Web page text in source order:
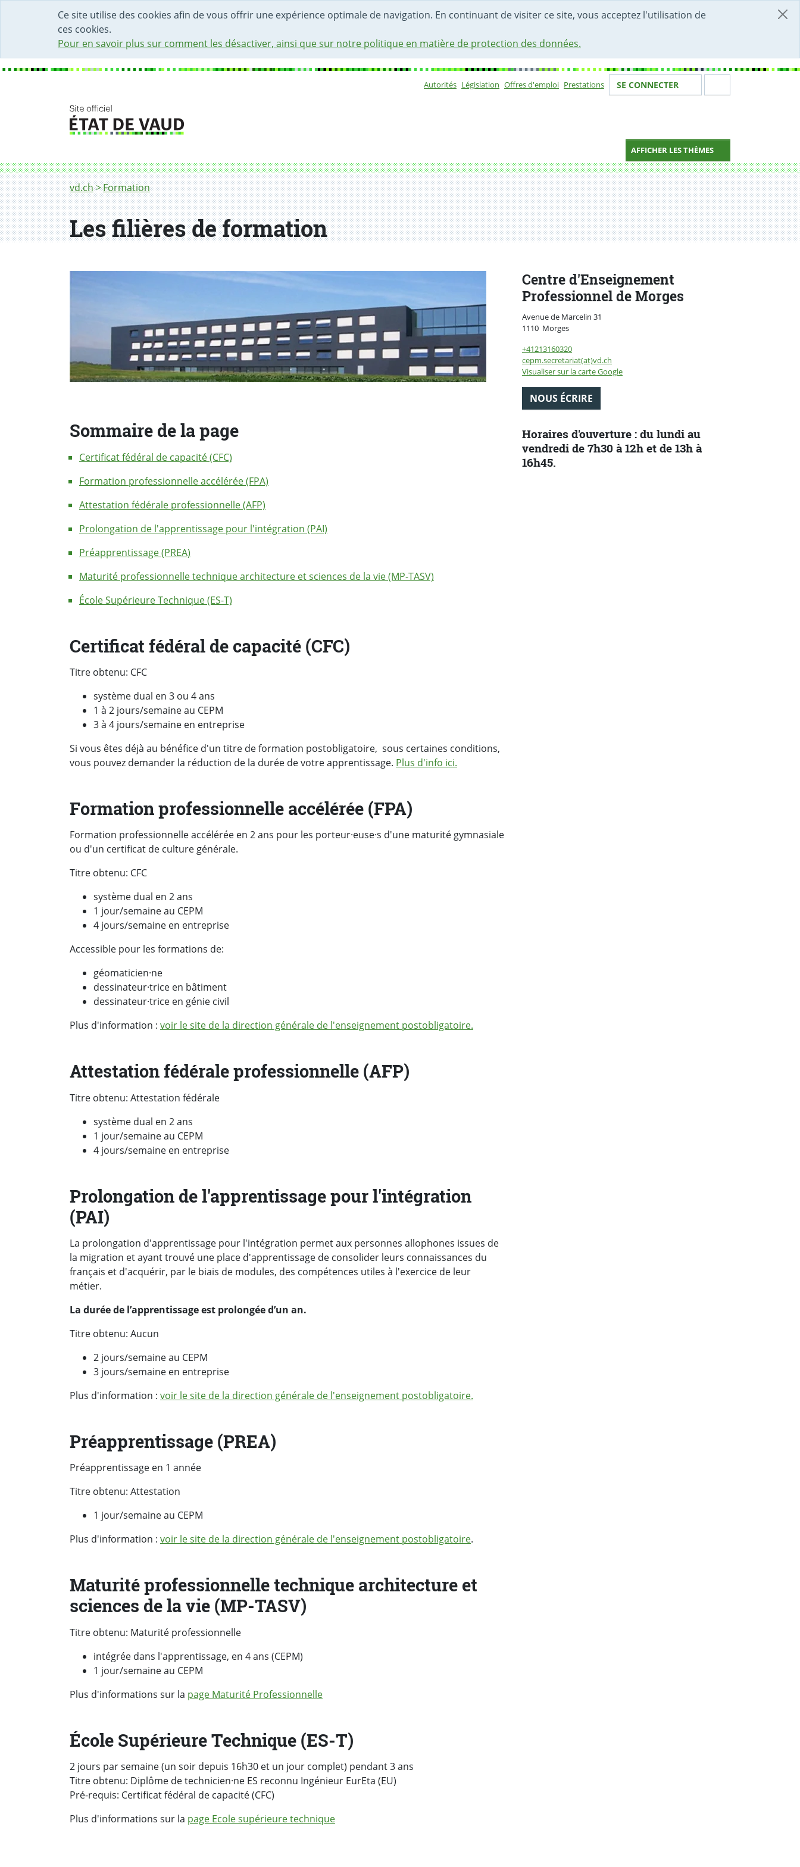
Ce site utilise des cookies afin de vous offrir une expérience optimale de navigation. En continuant de visiter ce site, vous acceptez l'utilisation de
ces cookies.
Pour en savoir plus sur comment les désactiver, ainsi que sur notre politique en matière de protection des données.
DÉBUT DU CONTENU DE LA PAGE
ACCÈS AU CHAMP DE RECHERCHE
PAGE D'ACCUEIL
FORMULAIRE DE CONTACT
Autorités Législation Offres d'emploi Prestations Votre identité
SE CONNECTER
AFFICHER LES THÈMES
Fil d'Ariane
vd.ch Formation
Les filières de formation
Les filières de formation
Sommaire de la page
Certificat fédéral de capacité (CFC)
Formation professionnelle accélérée (FPA)
Attestation fédérale professionnelle (AFP)
Prolongation de l'apprentissage pour l'intégration (PAI)
Préapprentissage (PREA)
Maturité professionnelle technique architecture et sciences de la vie (MP-TASV)
École Supérieure Technique (ES-T)
Certificat fédéral de capacité (CFC)
Titre obtenu: CFC
système dual en 3 ou 4 ans
1 à 2 jours/semaine au CEPM
3 à 4 jours/semaine en entreprise
Si vous êtes déjà au bénéfice d'un titre de formation postobligatoire, sous certaines conditions,
vous pouvez demander la réduction de la durée de votre apprentissage. Plus d'info ici.
Formation professionnelle accélérée (FPA)
Formation professionnelle accélérée en 2 ans pour les porteur·euse·s d'une maturité gymnasiale
ou d'un certificat de culture générale.
Titre obtenu: CFC
système dual en 2 ans
1 jour/semaine au CEPM
4 jours/semaine en entreprise
Accessible pour les formations de:
géomaticien·ne
dessinateur·trice en bâtiment
dessinateur·trice en génie civil
Plus d'information : voir le site de la direction générale de l'enseignement postobligatoire.
Attestation fédérale professionnelle (AFP)
Titre obtenu: Attestation fédérale
système dual en 2 ans
1 jour/semaine au CEPM
4 jours/semaine en entreprise
Prolongation de l'apprentissage pour l'intégration
(PAI)
La prolongation d'apprentissage pour l'intégration permet aux personnes allophones issues de
la migration et ayant trouvé une place d'apprentissage de consolider leurs connaissances du
français et d'acquérir, par le biais de modules, des compétences utiles à l'exercice de leur
métier.
La durée de l’apprentissage est prolongée d’un an.
Titre obtenu: Aucun
2 jours/semaine au CEPM
3 jours/semaine en entreprise
Plus d'information : voir le site de la direction générale de l'enseignement postobligatoire.
Préapprentissage (PREA)
Préapprentissage en 1 année
Titre obtenu: Attestation
1 jour/semaine au CEPM
Plus d'information : voir le site de la direction générale de l'enseignement postobligatoire.
Maturité professionnelle technique architecture et
sciences de la vie (MP-TASV)
Titre obtenu: Maturité professionnelle
intégrée dans l'apprentissage, en 4 ans (CEPM)
1 jour/semaine au CEPM
Plus d'informations sur la page Maturité Professionnelle
École Supérieure Technique (ES-T)
2 jours par semaine (un soir depuis 16h30 et un jour complet) pendant 3 ans
Titre obtenu: Diplôme de technicien·ne ES reconnu Ingénieur EurEta (EU)
Pré-requis: Certificat fédéral de capacité (CFC)
Plus d'informations sur la page Ecole supérieure technique
Centre d'Enseignement
Professionnel de Morges
Avenue de Marcelin 31
1110 MorgesSuisse
+41213160320
cepm.secretariat(at)vd.ch
Visualiser sur la carte Google
NOUS ÉCRIRE
Horaires d'ouverture : du lundi au
vendredi de 7h30 à 12h et de 13h à
16h45.